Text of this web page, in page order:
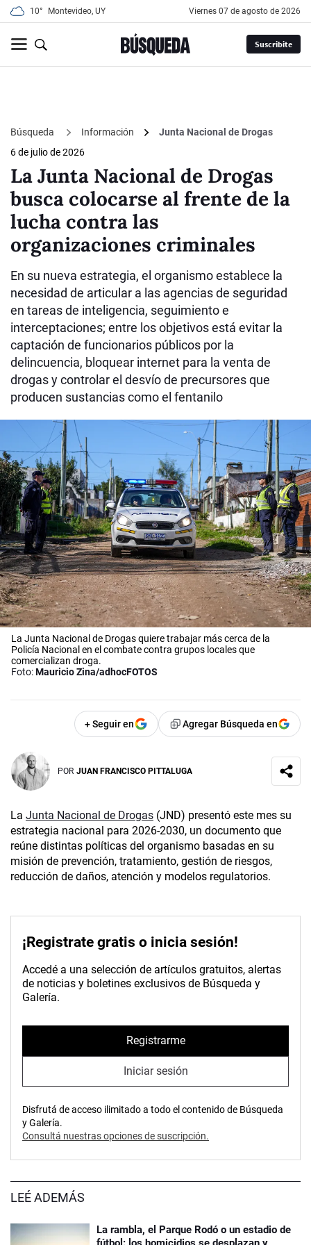
10° Montevideo, UY viernes 07 de agosto de 2026
Suscribite
Búsqueda Información
Junta Nacional de Drogas
6 de julio de 2026
La Junta Nacional de Drogas
busca colocarse al frente de la
lucha contra las
organizaciones criminales
En su nueva estrategia, el organismo establece la
necesidad de articular a las agencias de seguridad
en tareas de inteligencia, seguimiento e
interceptaciones; entre los objetivos está evitar la
captación de funcionarios públicos por la
delincuencia, bloquear internet para la venta de
drogas y controlar el desvío de precursores que
producen sustancias como el fentanilo
La Junta Nacional de Drogas quiere trabajar más cerca de la
Policía Nacional en el combate contra grupos locales que
comercializan droga.
Foto:Mauricio Zina/adhocFOTOS
+ Seguir en Agregar Búsqueda en
POR JUAN FRANCISCO PITTALUGA
La Junta Nacional de Drogas (JND) presentó este mes su
estrategia nacional para 2026-2030, un documento que
reúne distintas políticas del organismo basadas en su
misión de prevención, tratamiento, gestión de riesgos,
reducción de daños, atención y modelos regulatorios.
¡Registrate gratis o inicia sesión!
Accedé a una selección de artículos gratuitos, alertas
de noticias y boletines exclusivos de Búsqueda y
Galería.
Registrarme
Iniciar sesión
Disfrutá de acceso ilimitado a todo el contenido de Búsqueda
y Galería.
Consultá nuestras opciones de suscripción.
LEÉ ADEMÁS
La rambla, el Parque Rodó o un estadio de